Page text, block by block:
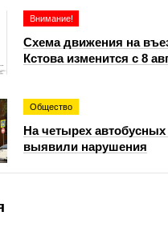
Внимание!
Схема движения на
Кстова изменится с 8
Общество
На четырех
выявили нарушения